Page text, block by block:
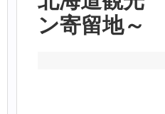
ン寄留地～